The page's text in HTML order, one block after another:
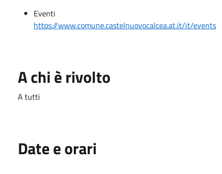
Eventi
https://www.comune.castelnuovocalcea.at.it/it/events
A chi è rivolto
A tutti
Date e orari